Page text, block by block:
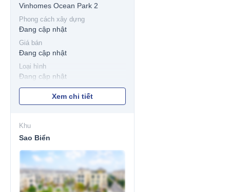
Vinhomes Ocean Park 2
Phong cách xây dựng
Đang cập nhật
Giá bán
Đang cập nhật
Loại hình
Đang cập nhật
Xem chi tiết
Khu
Sao Biển